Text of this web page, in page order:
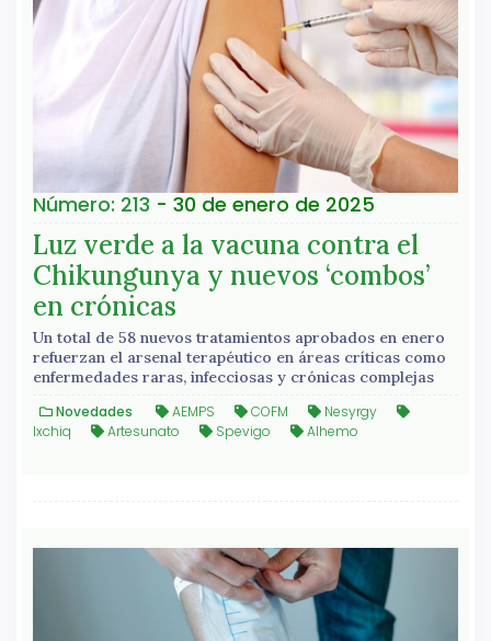
Número: 213 - 30 de enero de 2025
Luz verde a la vacuna contra el
Chikungunya y nuevos ‘combos’
en crónicas
Un total de 58 nuevos tratamientos aprobados en enero
refuerzan el arsenal terapéutico en áreas críticas como
enfermedades raras, infecciosas y crónicas complejas
Novedades AEMPS COFM
Nesyrgy
Ixchiq
Artesunato Spevigo Alhemo